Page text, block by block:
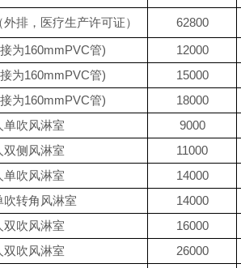
排，医疗生产许可证） 62800
为160mmPVC管) 12000
为160mmPVC管) 15000
为160mmPVC管) 18000
单吹风淋室 9000
双侧风淋室 11000
单吹风淋室 14000
吹转角风淋室 14000
双吹风淋室 16000
双吹风淋室 26000